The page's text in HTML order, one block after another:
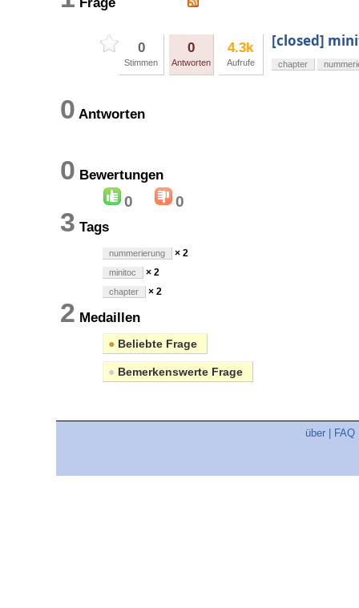
0
Stimmen
0
Antworten
4.3k
Aufrufe
[closed]
chapter
0 Antworten
0 Bewertungen
0 0
3 Tags
nummerierung × 2
minitoc × 2
chapter × 2
2 Medaillen
● Beliebte Frage
● Bemerkenswerte Frage
über FAQ